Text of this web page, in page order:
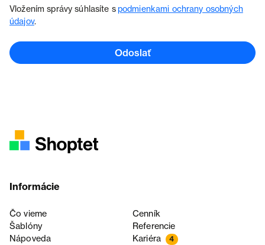
Vložením správy súhlasíte spodmienkami ochrany osobných
údajov.
Odoslať
Informácie
Čo vieme
Cenník
Šablóny
Referencie
Nápoveda
Kariéra 4